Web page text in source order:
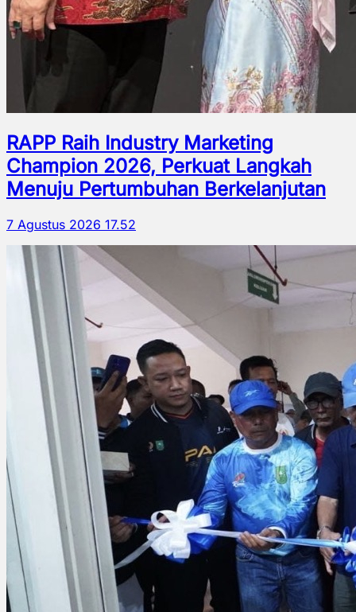
RAPP Raih Industry Marketing
Champion 2026, Perkuat Langkah
Menuju Pertumbuhan Berkelanjutan
7 Agustus 2026 17.52